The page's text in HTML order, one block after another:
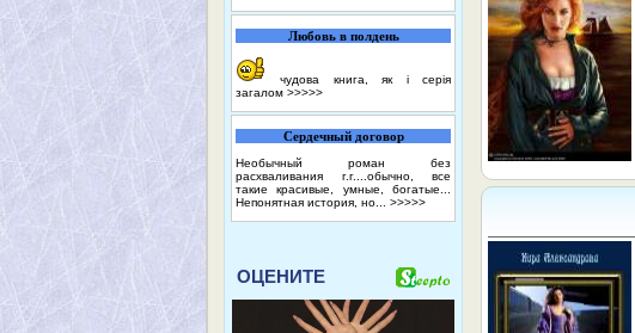
Любовь в полдень
чудова книга, як і серія
загалом >>>>>
Сердечный договор
Необычный роман без
расхваливания г.г....обычно, все
такие красивые, умные, богатые...
Непонятная история, но... >>>>>
ОЦЕНИТЕ